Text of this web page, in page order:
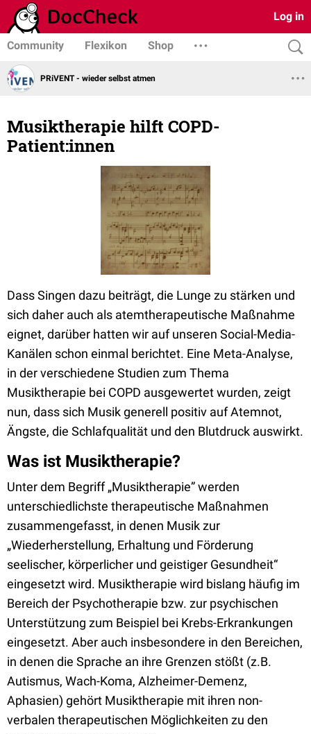
Log in
Community Flexikon Shop
PRiVENT - wieder selbst atmen
Musiktherapie hilft COPD-
Patient:innen
Dass Singen dazu beiträgt, die Lunge zu stärken und
sich daher auch als atemtherapeutische Maßnahme
eignet, darüber hatten wir auf unseren Social-Media-
Kanälen schon einmal berichtet. Eine Meta-Analyse,
in der verschiedene Studien zum Thema
Musiktherapie bei COPD ausgewertet wurden, zeigt
nun, dass sich Musik generell positiv auf Atemnot,
Ängste, die Schlafqualität und den Blutdruck auswirkt.
Was ist Musiktherapie?
Unter dem Begriff „Musiktherapie” werden
unterschiedlichste therapeutische Maßnahmen
zusammengefasst, in denen Musik zur
„Wiederherstellung, Erhaltung und Förderung
seelischer, körperlicher und geistiger Gesundheit“
eingesetzt wird. Musiktherapie wird bislang häufig im
Bereich der Psychotherapie bzw. zur psychischen
Unterstützung zum Beispiel bei Krebs-Erkrankungen
eingesetzt. Aber auch insbesondere in den Bereichen,
in denen die Sprache an ihre Grenzen stößt (z.B.
Autismus, Wach-Koma, Alzheimer-Demenz,
Aphasien) gehört Musiktherapie mit ihren non-
verbalen therapeutischen Möglichkeiten zu den